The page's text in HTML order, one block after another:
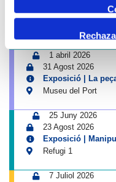
Exposició |
1 abril 2026
31 Agost 2026
Exposició | La
Museu del Port
25 Juny 2026
23 Agost 2026
Exposició |
Refugi 1
7 Juliol 2026